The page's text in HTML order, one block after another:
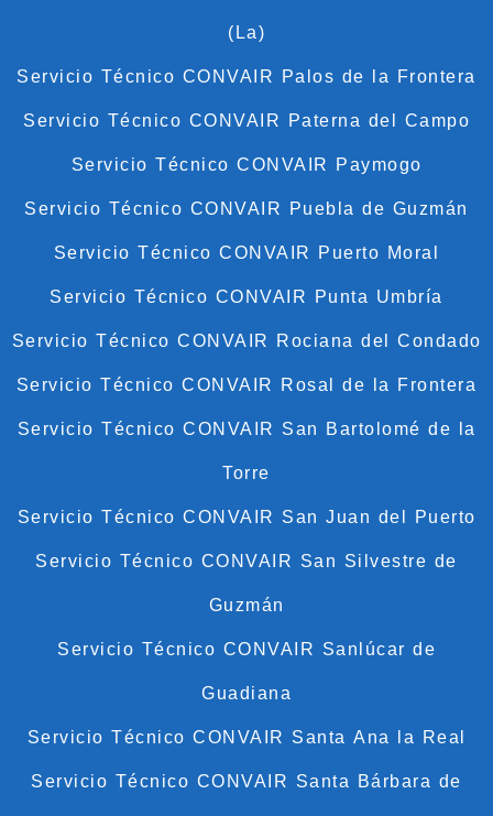
(La)
Servicio Técnico CONVAIR Palos de la Frontera
Servicio Técnico CONVAIR Paterna del Campo
Servicio Técnico CONVAIR Paymogo
Servicio Técnico CONVAIR Puebla de Guzmán
Servicio Técnico CONVAIR Puerto Moral
Servicio Técnico CONVAIR Punta Umbría
Servicio Técnico CONVAIR Rociana del Condado
Servicio Técnico CONVAIR Rosal de la Frontera
Servicio Técnico CONVAIR San Bartolomé de la
Torre
Servicio Técnico CONVAIR San Juan del Puerto
Servicio Técnico CONVAIR San Silvestre de
Guzmán
Servicio Técnico CONVAIR Sanlúcar de
Guadiana
Servicio Técnico CONVAIR Santa Ana la Real
Servicio Técnico CONVAIR Santa Bárbara de